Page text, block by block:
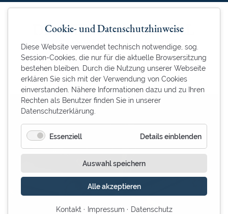
Cookie- und Datenschutzhinweise
Diese Website verwendet technisch notwendige, sog.
Session-Cookies, die nur für die aktuelle Browsersitzung
bestehen bleiben. Durch die Nutzung unserer Webseite
erklären Sie sich mit der Verwendung von Cookies
einverstanden. Nähere Informationen dazu und zu Ihren
Rechten als Benutzer finden Sie in unserer
Datenschutzerklärung.
Essenziell Details einblendenfür
Auswahl speichern
Alle akzeptieren
Kontakt Impressum Datenschutz